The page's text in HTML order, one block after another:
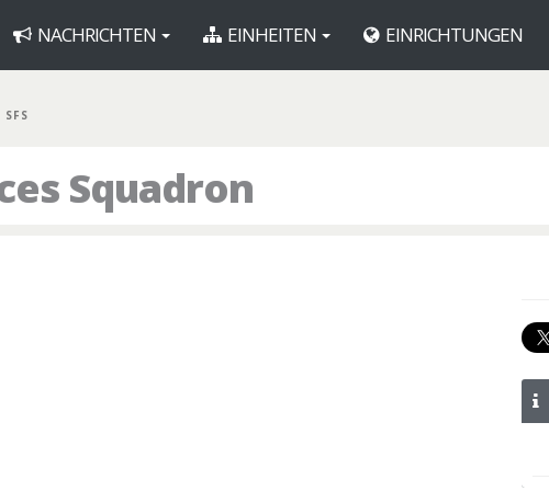
NACHRICHTEN EINHEITEN EINRICHTUNGEN
SFS
Squadron